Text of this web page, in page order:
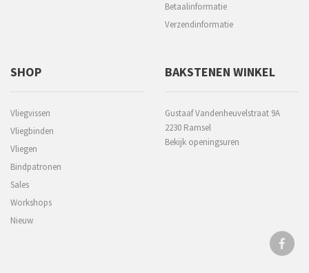
Betaalinformatie
Verzendinformatie
SHOP
Vliegvissen
Vliegbinden
Vliegen
Bindpatronen
Sales
Workshops
Nieuw
BAKSTENEN WINKEL
Gustaaf Vandenheuvelstraat 9A
2230 Ramsel
Bekijk openingsuren